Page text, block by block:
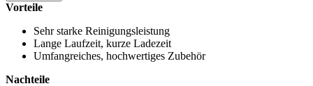
Vorteile
Sehr starke Reinigungsleistung
Lange Laufzeit, kurze Ladezeit
Umfangreiches, hochwertiges Zubehör
Nachteile